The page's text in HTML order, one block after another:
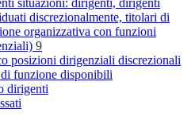
situazioni: dirigenti, dirigenti
discrezionalmente, titolari di
organizzativa con funzioni
9
posizioni dirigenziali discrezionali
funzione disponibili
dirigenti